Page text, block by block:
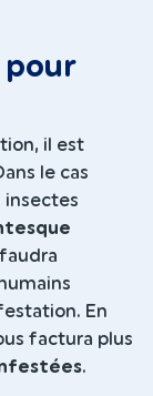
pour
il est
le cas
insectes
En
factura plus
.